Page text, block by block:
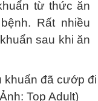
từ thức ăn
Rất nhiều
sau khi ăn